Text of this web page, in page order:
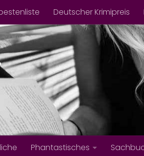
Deutscher Krimipreis
Phantastisches